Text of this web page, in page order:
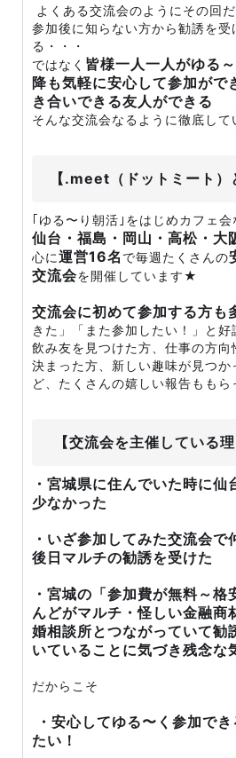
よくある交流会のようにその回
参加後に知らない方から勧誘を受
る・・・
ではなく 皆様一人一人がゆる
降も気軽に安心して参加がで
き合いできる友人ができる
そんな交流会なるように徹底して
【.meet（ドットミート）
｢ゆる〜り朝活｣をはじめカフェ会
仙台・福島・岡山・高松・大
心に運営16名 で毎週たくさんの
交流会を開催しています★
交流会に初めて参加する方も
きた」「また参加したい！」と
飲み友を見つけた方、仕事の方
決まった方、新しい趣味が見つか
ど、たくさんの嬉しい報告ももら
【交流会を主催している理
・宮城県に住んでいた時に
少なかった
・いざ参加してみた交流会で
後日マルチの勧誘を受けた
・宮城の「参加費が無料～格
んどがマルチ・怪しい金融商
婚相談所とつながっていて勧
いていることに気づき残念な
だからこそ
・安心してゆる〜く参加で
たい！